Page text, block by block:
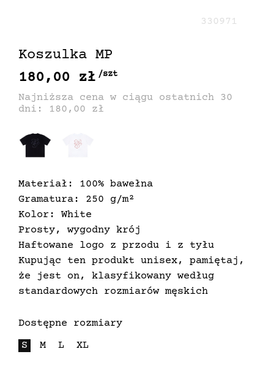
Koszulka MP
330971
180,00 zł /szt
Najniższa cena w ciągu ostatnich 30
dni: 180,00 zł
Materiał: 100% bawełna
Gramatura: 250 g/m²
Kolor: White
Prosty, wygodny krój
Haftowane logo z przodu i z tyłu
Kupując ten produkt unisex, pamiętaj,
że jest on, klasyfikowany według
standardowych rozmiarów męskich
Dostępne rozmiary
S
M L XL